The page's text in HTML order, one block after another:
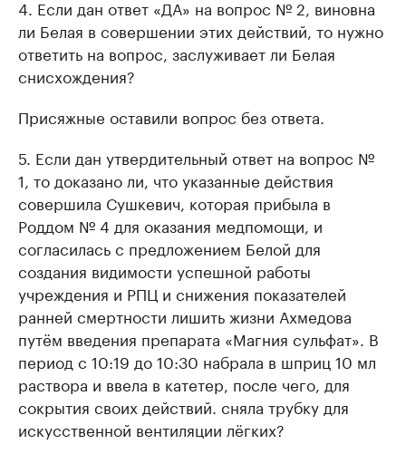
4. Если дан ответ «ДА» на вопрос № 2, виновна
ли Белая в совершении этих действий, то нужно
ответить на вопрос, заслуживает ли Белая
снисхождения?
Присяжные оставили вопрос без ответа.
5. Если дан утвердительный ответ на вопрос №
1, то доказано ли, что указанные действия
совершила Сушкевич, которая прибыла в
Роддом № 4 для оказания медпомощи, и
согласилась с предложением Белой для
создания видимости успешной работы
учреждения и РПЦ и снижения показателей
ранней смертности лишить жизни Ахмедова
путём введения препарата «Магния сульфат». В
период с 10:19 до 10:30 набрала в шприц 10 мл
раствора и ввела в катетер, после чего, для
сокрытия своих действий. сняла трубку для
искусственной вентиляции лёгких?